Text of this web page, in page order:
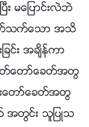
မေျပာင္းလဲဘဲ
တ္သက္ေသာ အသိ
င္း အခ်ိန္ကာ
ေတာ္ေခတ္အတြ
ေတာ္ေခတ္အတြ
အတြင္း သူျပဳသ